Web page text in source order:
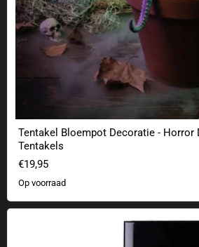
Tentakel Bloempot Decoratie - Horror
Tentakels
€19,95
Op voorraad
Stephen King's "ES" Crystal Clear